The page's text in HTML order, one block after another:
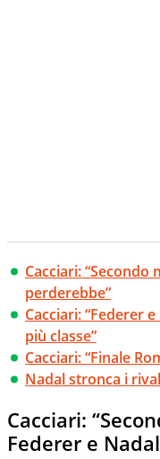
Cacciari:
perderebbe”
Cacciari: “Federer
più classe”
Cacciari: “Finale
Nadal stronca i
Cacciari:
Federer e